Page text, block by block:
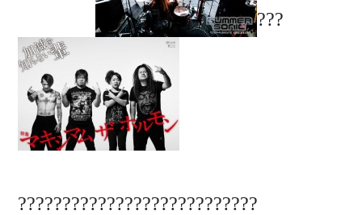
???
???????????????????????????